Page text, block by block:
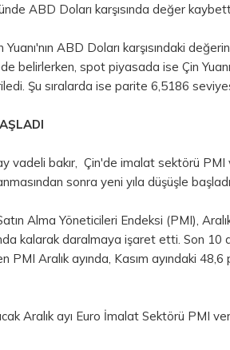
ABD Doları karşısında değer
ABD Doları karşısındaki
belirlerken, spot piyasada ise Çin
Şu sıralarda ise parite 6,5186
vadeli bakır, Çin'de imalat sektörü PMI
sonra yeni yıla düşüşle başladı.
Alma Yöneticileri Endeksi (PMI),
kalarak daralmaya işaret etti. Son 10
Aralık ayında, Kasım ayındaki 48,6
Aralık ayı Euro İmalat Sektörü PMI